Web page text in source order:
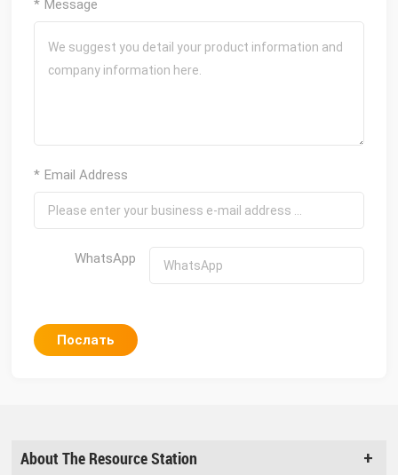
* Message
* Email Address
WhatsApp
Послать
About The Resource Station